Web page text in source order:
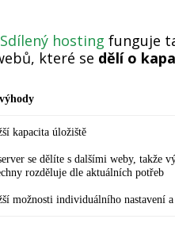
Sdílený hosting funguje
které se dělí o
kapacita úložiště
se dělíte s dalšími weby, takže
rozděluje dle aktuálních potřeb
možnosti individuálního nastavení